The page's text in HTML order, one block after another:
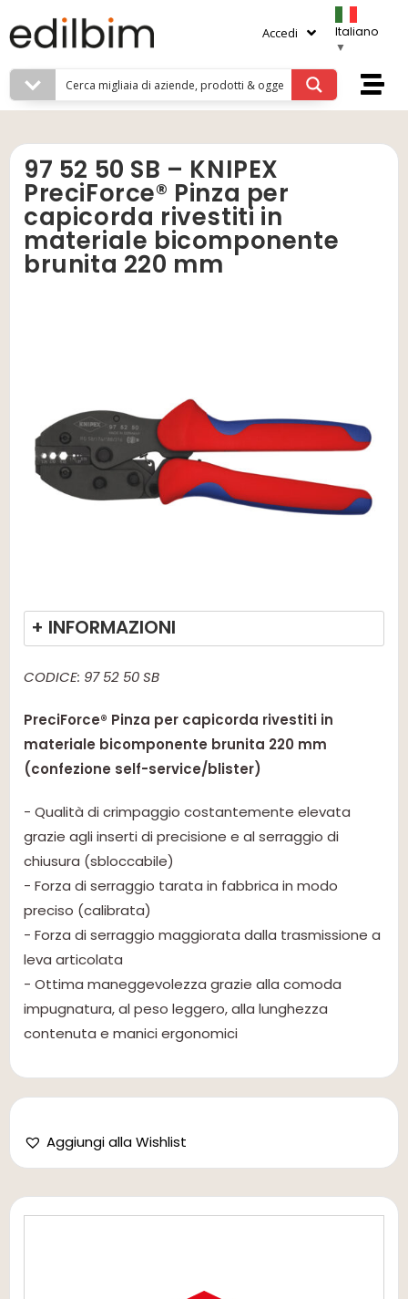
Accedi
Italiano
▼
97 52 50 SB – KNIPEX
PreciForce® Pinza per
capicorda rivestiti in
materiale bicomponente
brunita 220 mm
+ INFORMAZIONI
CODICE: 97 52 50 SB
PreciForce® Pinza per capicorda rivestiti in
materiale bicomponente brunita 220 mm
(confezione self-service/blister)
- Qualità di crimpaggio costantemente elevata
grazie agli inserti di precisione e al serraggio di
chiusura (sbloccabile)
- Forza di serraggio tarata in fabbrica in modo
preciso (calibrata)
- Forza di serraggio maggiorata dalla trasmissione a
leva articolata
- Ottima maneggevolezza grazie alla comoda
impugnatura, al peso leggero, alla lunghezza
contenuta e manici ergonomici
Aggiungi alla Wishlist